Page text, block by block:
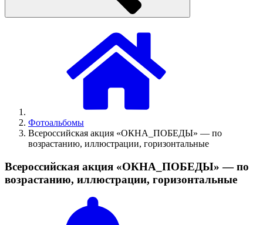
Фотоальбомы
Всероссийская акция «ОКНА_ПОБЕДЫ» — по
возрастанию, иллюстрации, горизонтальные
Всероссийская акция «ОКНА_ПОБЕДЫ» — по
возрастанию, иллюстрации, горизонтальные